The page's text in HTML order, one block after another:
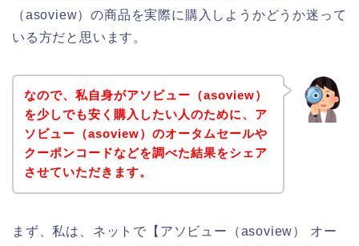
（asoview）の商品を実際に購入しようかどうか迷って
いる方だと思います。
なので、私自身がアソビュー（asoview）
を少しでも安く購入したい人のために、ア
ソビュー（asoview）のオータムセールや
クーポンコードなどを調べた結果をシェア
させていただきます。
まず、私は、ネットで【アソビュー（asoview） オー